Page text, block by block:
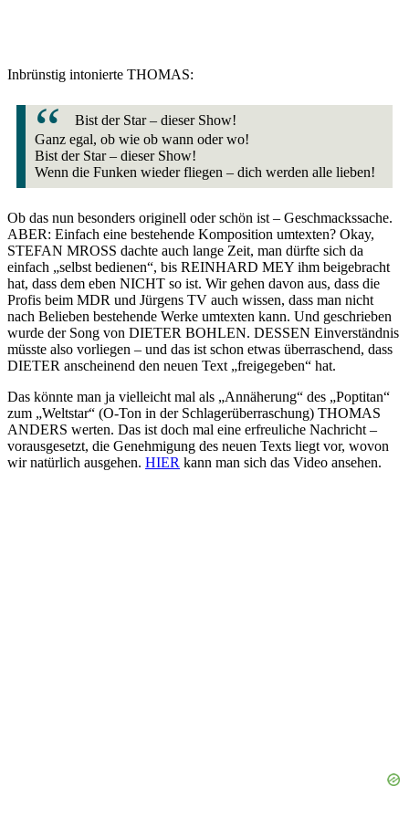
Inbrünstig intonierte THOMAS:
Bist der Star – dieser Show!
Ganz egal, ob wie ob wann oder wo!
Bist der Star – dieser Show!
Wenn die Funken wieder fliegen – dich werden alle lieben!
Ob das nun besonders originell oder schön ist – Geschmackssache.
ABER: Einfach eine bestehende Komposition umtexten? Okay,
STEFAN MROSS dachte auch lange Zeit, man dürfte sich da
einfach „selbst bedienen“, bis REINHARD MEY ihm beigebracht
hat, dass dem eben NICHT so ist. Wir gehen davon aus, dass die
Profis beim MDR und Jürgens TV auch wissen, dass man nicht
nach Belieben bestehende Werke umtexten kann. Und geschrieben
wurde der Song von DIETER BOHLEN. DESSEN Einverständnis
müsste also vorliegen – und das ist schon etwas überraschend, dass
DIETER anscheinend den neuen Text „freigegeben“ hat.
Das könnte man ja vielleicht mal als „Annäherung“ des „Poptitan“
zum „Weltstar“ (O-Ton in der Schlagerüberraschung) THOMAS
ANDERS werten. Das ist doch mal eine erfreuliche Nachricht –
vorausgesetzt, die Genehmigung des neuen Texts liegt vor, wovon
wir natürlich ausgehen. HIER kann man sich das Video ansehen.